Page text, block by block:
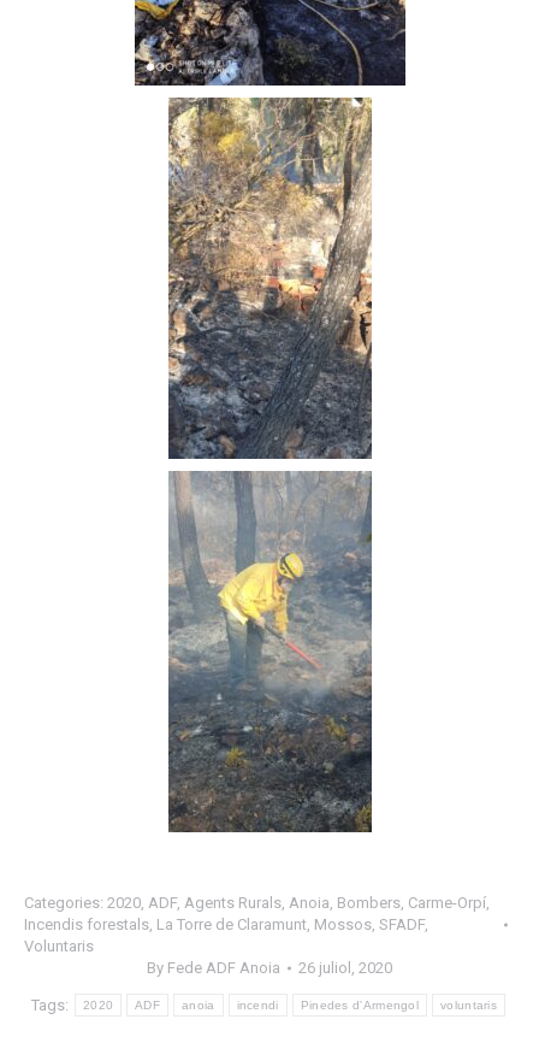
Categories: 2020, ADF, Agents Rurals, Anoia, Bombers, Carme-Orpí,
Incendis forestals, La Torre de Claramunt, Mossos, SFADF,
Voluntaris
By Fede ADF Anoia 26 juliol, 2020
Tags: 2020 ADF anoia incendi Pinedes d'Armengol voluntaris